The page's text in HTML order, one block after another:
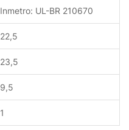
Inmetro: UL-BR 210670
22,5
23,5
9,5
1